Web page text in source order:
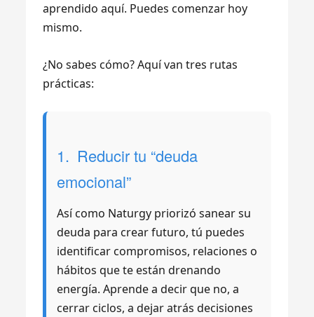
aprendido aquí. Puedes comenzar hoy
mismo.
¿No sabes cómo? Aquí van tres rutas
prácticas:
1. Reducir tu “deuda
emocional”
Así como Naturgy priorizó sanear su
deuda para crear futuro, tú puedes
identificar compromisos, relaciones o
hábitos que te están drenando
energía. Aprende a decir que no, a
cerrar ciclos, a dejar atrás decisiones